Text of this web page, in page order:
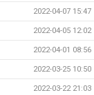
2022-04-07 15:47
2022-04-05 12:02
2022-04-01 08:56
2022-03-25 10:50
2022-03-22 21:03